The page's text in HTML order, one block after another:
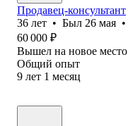
Продавец-консультант
36 лет • Был 26 мая •
60 000 ₽
Вышел на новое место
Общий опыт
9 лет 1 месяц